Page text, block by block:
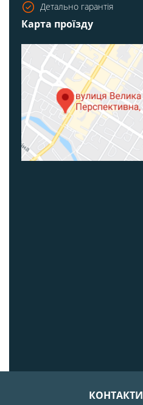
Детально гарантія
Карта проїзду
КОНТАКТИ